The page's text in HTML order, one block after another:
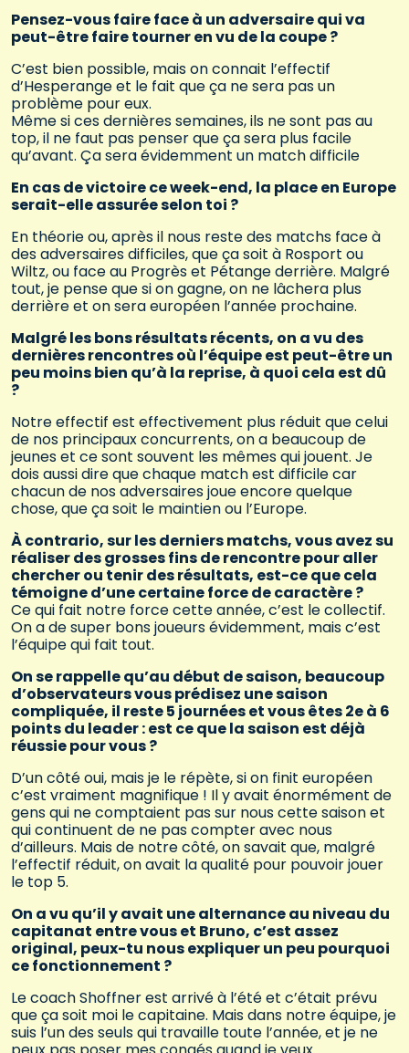
Pensez-vous faire face à un adversaire qui va
peut-être faire tourner en vu de la coupe ?
C’est bien possible, mais on connait l’effectif
d’Hesperange et le fait que ça ne sera pas un
problème pour eux.
Même si ces dernières semaines, ils ne sont pas au
top, il ne faut pas penser que ça sera plus facile
qu’avant. Ça sera évidemment un match difficile
En cas de victoire ce week-end, la place en Europe
serait-elle assurée selon toi ?
En théorie ou, après il nous reste des matchs face à
des adversaires difficiles, que ça soit à Rosport ou
Wiltz, ou face au Progrès et Pétange derrière. Malgré
tout, je pense que si on gagne, on ne lâchera plus
derrière et on sera européen l’année prochaine.
Malgré les bons résultats récents, on a vu des
dernières rencontres où l’équipe est peut-être un
peu moins bien qu’à la reprise, à quoi cela est dû
?
Notre effectif est effectivement plus réduit que celui
de nos principaux concurrents, on a beaucoup de
jeunes et ce sont souvent les mêmes qui jouent. Je
dois aussi dire que chaque match est difficile car
chacun de nos adversaires joue encore quelque
chose, que ça soit le maintien ou l’Europe.
À contrario, sur les derniers matchs, vous avez su
réaliser des grosses fins de rencontre pour aller
chercher ou tenir des résultats, est-ce que cela
témoigne d’une certaine force de caractère ?
Ce qui fait notre force cette année, c’est le collectif.
On a de super bons joueurs évidemment, mais c’est
l’équipe qui fait tout.
On se rappelle qu’au début de saison, beaucoup
d’observateurs vous prédisez une saison
compliquée, il reste 5 journées et vous êtes 2e à 6
points du leader : est ce que la saison est déjà
réussie pour vous ?
D’un côté oui, mais je le répète, si on finit européen
c’est vraiment magnifique ! Il y avait énormément de
gens qui ne comptaient pas sur nous cette saison et
qui continuent de ne pas compter avec nous
d’ailleurs. Mais de notre côté, on savait que, malgré
l’effectif réduit, on avait la qualité pour pouvoir jouer
le top 5.
On a vu qu’il y avait une alternance au niveau du
capitanat entre vous et Bruno, c’est assez
original, peux-tu nous expliquer un peu pourquoi
ce fonctionnement ?
Le coach Shoffner est arrivé à l’été et c’était prévu
que ça soit moi le capitaine. Mais dans notre équipe, je
suis l’un des seuls qui travaille toute l’année, et je ne